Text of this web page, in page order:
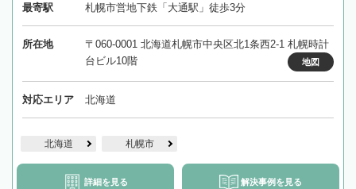
最寄駅 札幌市営地下鉄「大通駅」徒歩3分
所在地
〒060-0001 北海道札幌市中央区北1条西2-1 札幌時計
台ビル10階
地図
対応エリア 北海道
北海道 札幌市
詳細を見る 解決事例を見る